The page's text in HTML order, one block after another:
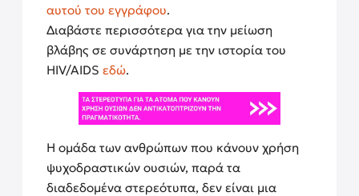
αυτού του εγγράφου.
Διαβάστε περισσότερα για την μείωση
βλάβης σε συνάρτηση με την ιστορία του
HIV/AIDS εδώ.
Η ομάδα των ανθρώπων που κάνουν χρήση
ψυχοδραστικών ουσιών, παρά τα
διαδεδομένα στερεότυπα, δεν είναι μια